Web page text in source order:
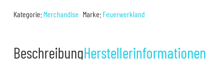
Menge
Kategorie: Merchandise Marke: Feuerwerkland
BeschreibungHerstellerinformationen